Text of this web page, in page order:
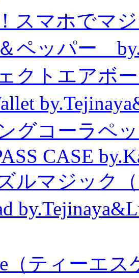
スマホでマ
ペッパー
クトエアボ
グコーラペ
CASE
ルマジック
（ティーエ